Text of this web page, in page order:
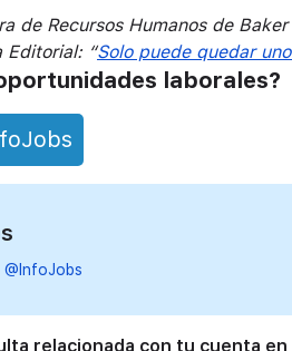
de Recursos Humanos de
Editorial: “Solo puede quedar
laborales?
@InfoJobs
relacionada con tu cuenta